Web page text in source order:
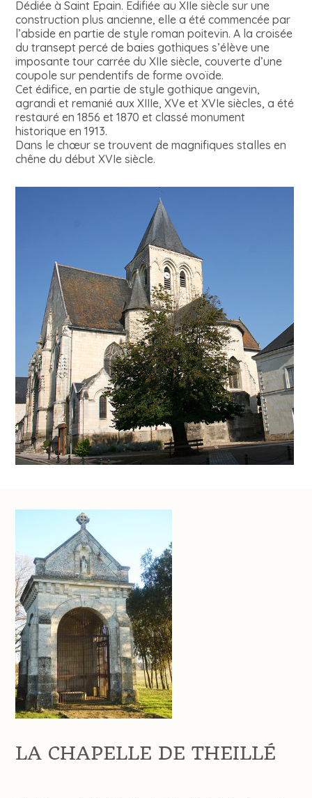
Dédiée à Saint Epain. Edifiée au XIIe siècle sur une
construction plus ancienne, elle a été commencée par
l’abside en partie de style roman poitevin. A la croisée
du transept percé de baies gothiques s’élève une
imposante tour carrée du XIIe siècle, couverte d’une
coupole sur pendentifs de forme ovoïde.
Cet édifice, en partie de style gothique angevin,
agrandi et remanié aux XIIIe, XVe et XVIe siècles, a été
restauré en 1856 et 1870 et classé monument
historique en 1913.
Dans le chœur se trouvent de magnifiques stalles en
chêne du début XVIe siècle.
LA CHAPELLE DE THEILLÉ